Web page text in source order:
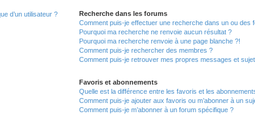
d’un utilisateur ?
Recherche dans les forums
Comment puis-je effectuer une recherche dans un ou des
Pourquoi ma recherche ne renvoie aucun résultat ?
Pourquoi ma recherche renvoie à une page blanche ?!
Comment puis-je rechercher des membres ?
Comment puis-je retrouver mes propres messages et
Favoris et abonnements
Quelle est la différence entre les favoris et les
Comment puis-je ajouter aux favoris ou m’abonner à un
Comment puis-je m’abonner à un forum spécifique ?